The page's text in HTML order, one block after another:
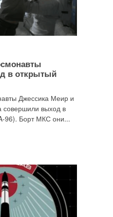
в открытый
Джессика Меир и
совершили выход в
96). Борт МКС они...